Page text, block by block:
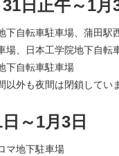
日正午～1月
下自転車駐車場、蒲田駅
場、日本工学院地下自転
下自転車駐車場
以外も夜間は閉鎖してい
～1月3日
マ地下駐車場